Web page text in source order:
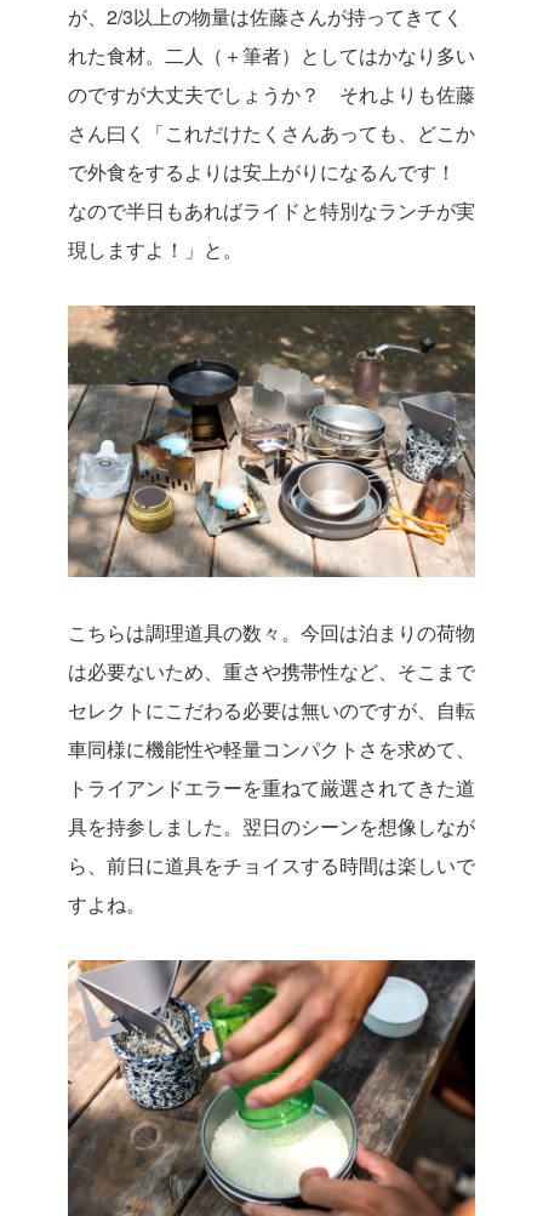
が、2/3以上の物量は佐藤さんが持ってきてく
れた食材。二人（＋筆者）としてはかなり多い
のですが大丈夫でしょうか？ それよりも佐藤
さん曰く「これだけたくさんあっても、どこか
で外食をするよりは安上がりになるんです！
なので半日もあればライドと特別なランチが実
現しますよ！」と。
こちらは調理道具の数々。今回は泊まりの荷物
は必要ないため、重さや携帯性など、そこまで
セレクトにこだわる必要は無いのですが、自転
車同様に機能性や軽量コンパクトさを求めて、
トライアンドエラーを重ねて厳選されてきた道
具を持参しました。翌日のシーンを想像しなが
ら、前日に道具をチョイスする時間は楽しいで
すよね。